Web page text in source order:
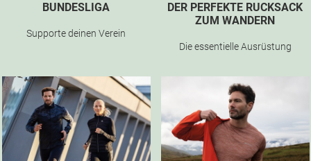
BUNDESLIGA
Supporte deinen Verein
DER PERFEKTE RUCKSACK
ZUM WANDERN
Die essentielle Ausrüstung